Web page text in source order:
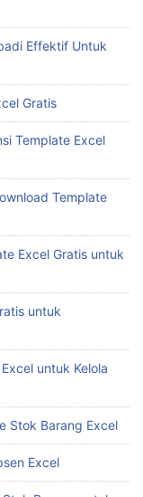
Effektif Untuk
Gratis
Template Excel
Template
Excel Gratis untuk
untuk
untuk Kelola
Stok Barang Excel
Excel